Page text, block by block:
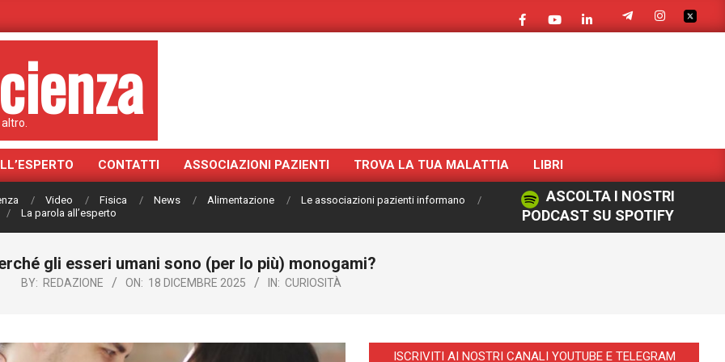
CONTATTI ASSOCIAZIONI PAZIENTI TROVA LA TUA MALATTIA LIBRI
Video Fisica News Alimentazione
Le associazioni pazienti informano
La parola all’esperto
ASCOLTA I NOSTRI
PODCAST SU SPOTIFY
gli esseri umani sono (per lo più) monogami?
BY: REDAZIONE ON: 18 DICEMBRE 2025 IN: CURIOSITÀ
ISCRIVITI AI NOSTRI CANALI YOUTUBE E TELEGRAM